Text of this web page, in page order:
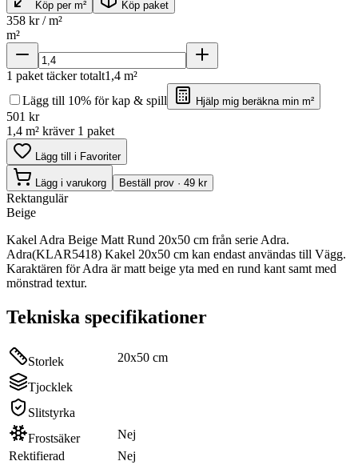
Köp per m² Köp paket
358 kr / m²
m²
1 paket täcker totalt1,4 m²
Lägg till 10% för kap & spill
Hjälp mig beräkna min m²
501 kr
1,4 m² kräver 1 paket
Lägg till i Favoriter
Lägg i varukorg Beställ prov · 49 kr
Rektangulär
Beige
Kakel Adra Beige Matt Rund 20x50 cm från serie Adra.
Adra(KLAR5418) Kakel 20x50 cm kan endast användas till Vägg.
Karaktären för Adra är matt beige yta med en rund kant samt med
mönstrad textur.
Tekniska specifikationer
Storlek 20x50 cm
Tjocklek
Slitstyrka
Frostsäker
Nej
Rektifierad
Nej